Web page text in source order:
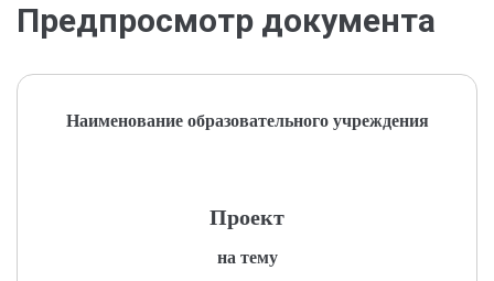
Предпросмотр документа
Наименование образовательного учреждения
Проект
на тему